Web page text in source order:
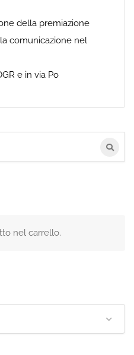
della premiazione
comunicazione nel
e in via Po
nel carrello.